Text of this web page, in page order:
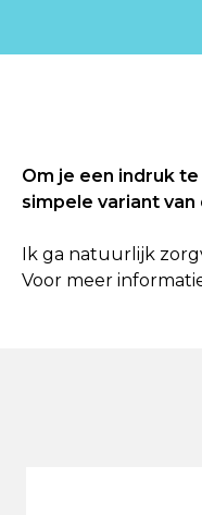
Om je een indruk
simpele variant
Ik ga natuurlijk
Voor meer